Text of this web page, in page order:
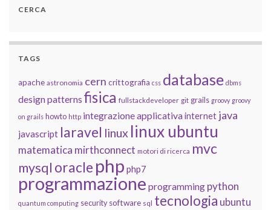
CERCA
TAGS
apache astronomia cern crittografia css database dbms
design patterns fisica fullstackdeveloper git grails groovy groovy
on grails howto http integrazione applicativainternet java
javascript laravel linux linux ubuntu
matematica mirthconnect motori di ricerca mvc
mysql oracle php php7
programmazione programming python
quantum computing security software sql tecnologia ubuntu